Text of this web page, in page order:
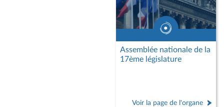
Assemblée nationale de la
17ème législature
Voir la page de l'organe